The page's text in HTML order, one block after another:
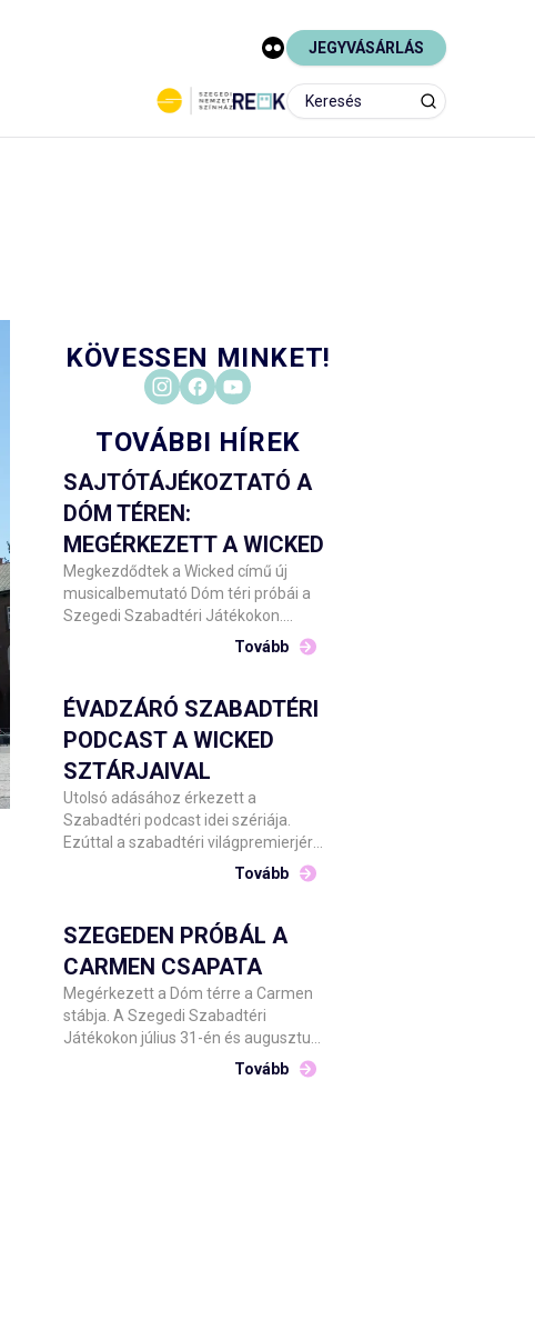
JEGYVÁSÁRLÁS
KÖVESSEN MINKET!
TOVÁBBI HÍREK
SAJTÓTÁJÉKOZTATÓ A
DÓM TÉREN:
MEGÉRKEZETT A WICKED
Megkezdődtek a Wicked című új
musicalbemutató Dóm téri próbái a
Szegedi Szabadtéri Játékokon.
Barnák László főigazgató csütörtök
Szente Vajk rendezővel
be a produkció elkészületeiről.
Tovább
ÉVADZÁRÓ SZABADTÉRI
PODCAST A WICKED
SZTÁRJAIVAL
Utolsó adásához érkezett a
Szabadtéri podcast idei szériája.
Ezúttal a szabadtéri világpremierjére
a Dóm téren készülő Wicked három
Angelikával beszélget Stahl Judit.
Tovább
SZEGEDEN PRÓBÁL A
CARMEN CSAPATA
Megérkezett a Dóm térre a Carmen
stábja. A Szegedi Szabadtéri
Játékokon július 31-én és augusztus
1-én kerül műsorra Bizet operája. A
Csokonai Nemzeti Színház Debrecen
Tovább